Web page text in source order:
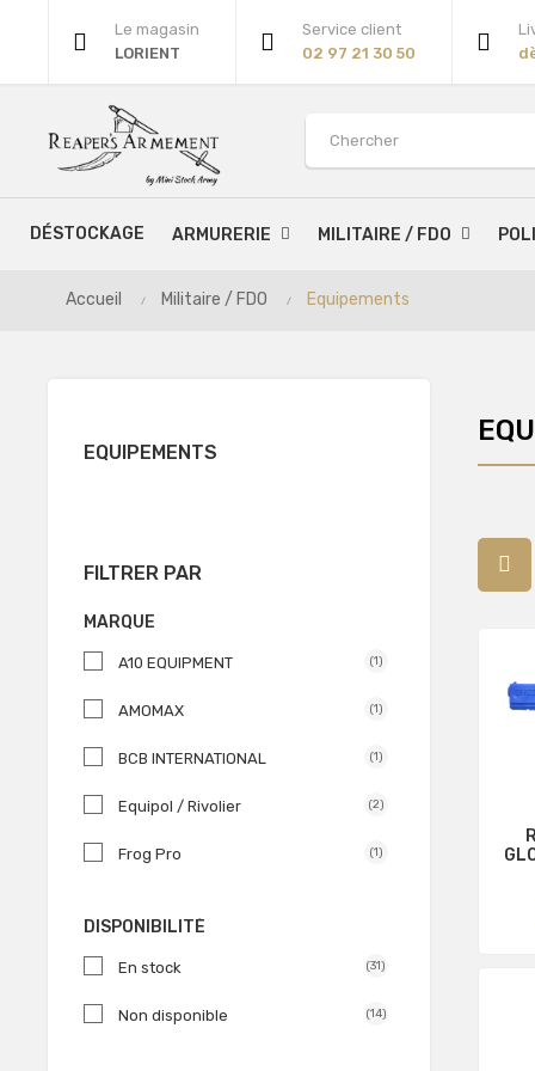
Le magasin
LORIENT
Service client
02 97 21 30 50
DÉSTOCKAGE ARMURERIE MILITAIRE / FDO
Accueil Militaire / FDO Equipements
EQUIPEMENTS
FILTRER PAR
MARQUE
A10 EQUIPMENT (1)
AMOMAX (1)
BCB INTERNATIONAL (1)
Equipol / Rivolier (2)
Frog Pro (1)
DISPONIBILITÉ
En stock (31)
Non disponible (14)